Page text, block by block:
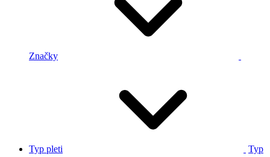
Značky
Typ pleti Typ